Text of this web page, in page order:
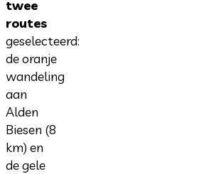
twee
routes
geselecteerd:
de oranje
wandeling
aan
Alden
Biesen (8
km) en
de gele